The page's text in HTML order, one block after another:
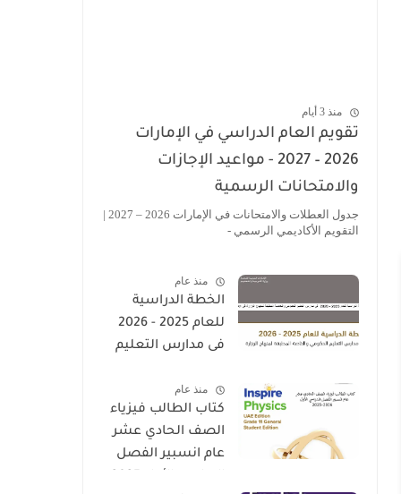
منذ 3 أيام
تقويم العام الدراسي في الإمارات
2026 – 2027 - مواعيد الإجازات
والامتحانات الرسمية
جدول العطلات والامتحانات في الإمارات 2026 – 2027 |
التقويم الأكاديمي الرسمي -
منذ عام
الخطة الدراسية
للعام 2025 - 2026
فى مدارس التعليم
المطبقة لمنهاج
الوزارة فى الامارات
منذ عام
كتاب الطالب فيزياء
الصف الحادي عشر
عام انسبير الفصل